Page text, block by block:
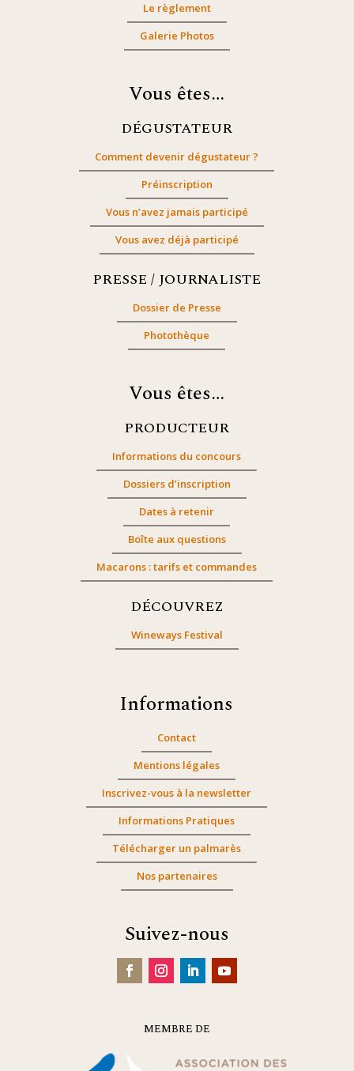
Le règlement
Galerie Photos
Vous êtes…
DÉGUSTATEUR
Comment devenir dégustateur ?
Préinscription
Vous n’avez jamais participé
Vous avez déjà participé
PRESSE / JOURNALISTE
Dossier de Presse
Photothèque
Vous êtes…
PRODUCTEUR
Informations du concours
Dossiers d’inscription
Dates à retenir
Boîte aux questions
Macarons : tarifs et commandes
DÉCOUVREZ
Wineways Festival
Informations
Contact
Mentions légales
Inscrivez-vous à la newsletter
Informations Pratiques
Télécharger un palmarès
Nos partenaires
Suivez-nous
MEMBRE DE